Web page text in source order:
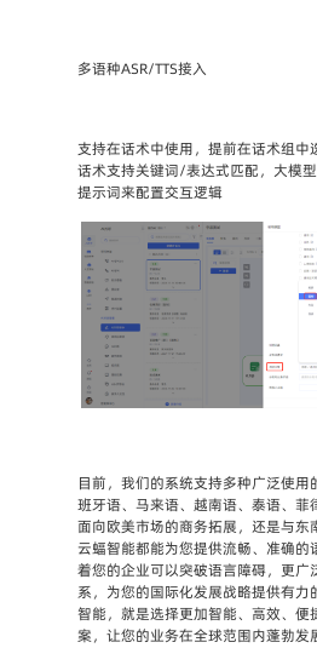
多语种ASR/TTS接入
支持在话术中使用，提前在话术组中
话术支持关键词/表达式匹配，大模
提示词来配置交互逻辑
目前，我们的系统支持多种广泛使用
班牙语、马来语、越南语、泰语、菲
面向欧美市场的商务拓展，还是与东
云蝠智能都能为您提供流畅、准确的
着您的企业可以突破语言障碍，更广
系，为您的国际化发展战略提供有力
智能，就是选择更加智能、高效、便
案，让您的业务在全球范围内蓬勃发